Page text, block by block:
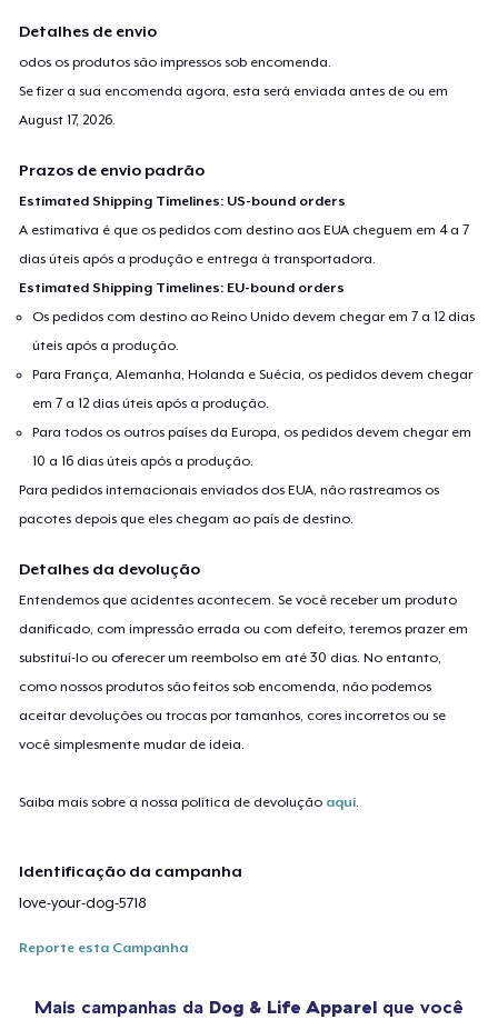
Detalhes de envio
odos os produtos são impressos sob encomenda.
Se fizer a sua encomenda agora, esta será enviada antes de ou em
August 17, 2026
Prazos de envio padrão
Estimated Shipping Timelines: US-bound orders
A estimativa é que os pedidos com destino aos EUA cheguem em 4 a 7
dias úteis após a produção e entrega à transportadora.
Estimated Shipping Timelines: EU-bound orders
Os pedidos com destino ao Reino Unido devem chegar em 7 a 12 dias
úteis após a produção.
Para França, Alemanha, Holanda e Suécia, os pedidos devem chegar
em 7 a 12 dias úteis após a produção.
Para todos os outros países da Europa, os pedidos devem chegar em
10 a 16 dias úteis após a produção.
Para pedidos internacionais enviados dos EUA, não rastreamos os
pacotes depois que eles chegam ao país de destino.
Detalhes da devolução
Entendemos que acidentes acontecem. Se você receber um produto
danificado, com impressão errada ou com defeito, teremos prazer em
substituí-lo ou oferecer um reembolso em até 30 dias. No entanto,
como nossos produtos são feitos sob encomenda, não podemos
aceitar devoluções ou trocas por tamanhos, cores incorretos ou se
você simplesmente mudar de ideia.
Saiba mais sobre a nossa política de devolução aqui
Identificação da campanha
love-your-dog-5718
Reporte esta Campanha
Mais campanhas da Dog & Life Apparel que você